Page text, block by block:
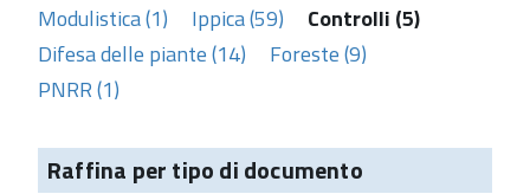
Modulistica (1)
Ippica (59)
Controlli (5)
Difesa delle piante (14)
Foreste (9)
PNRR (1)
Raffina per tipo di documento